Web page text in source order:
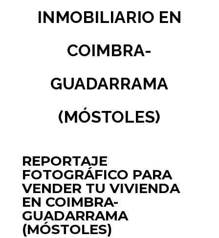
INMOBILIARIO EN
COIMBRA-
GUADARRAMA
(MÓSTOLES)
REPORTAJE
FOTOGRÁFICO PARA
VENDER TU VIVIENDA
EN COIMBRA-
GUADARRAMA
(MÓSTOLES)